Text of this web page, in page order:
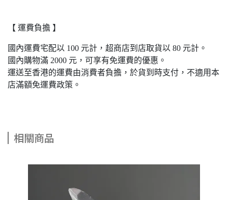
【 運費負擔 】
國內運費宅配以 100 元計，超商店到店取貨以 80 元計。
國內購物滿 2000 元，可享有免運費的優惠。
運送至香港的運費由消費者負擔，於貨到時支付，不適用本
店滿額免運費政策。
相關商品